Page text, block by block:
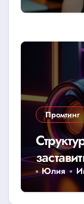
Промтинг
строго
Юлия